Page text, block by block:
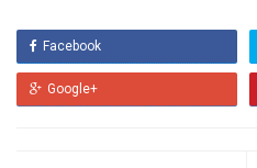
Facebook
Google+